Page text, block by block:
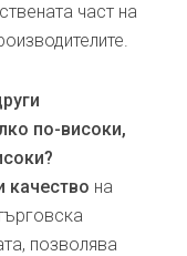
част на
по-високи,
качество на
позволява